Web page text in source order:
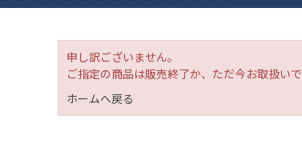
申し訳ございません。
ご指定の商品は販売終了か、ただ今お取扱いで
ホームへ戻る